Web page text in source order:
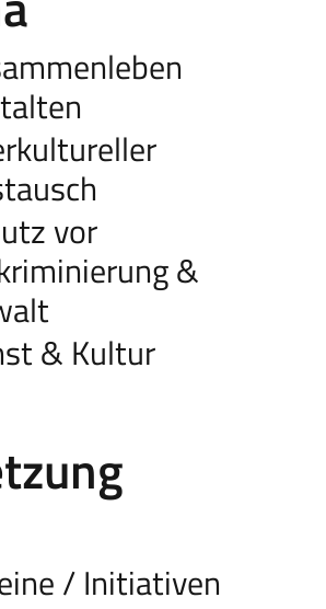
vor
&
& Kultur
/ Initiativen